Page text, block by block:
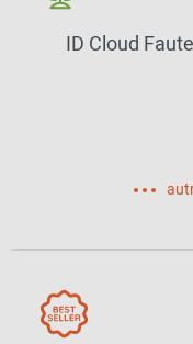
ID Cloud